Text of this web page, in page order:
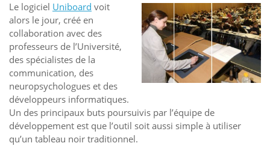
Le logiciel Uniboard voit
alors le jour, créé en
collaboration avec des
professeurs de l’Université,
des spécialistes de la
communication, des
neuropsychologues et des
développeurs informatiques.
Un des principaux buts poursuivis par l’équipe de
développement est que l’outil soit aussi simple à utiliser
qu’un tableau noir traditionnel.